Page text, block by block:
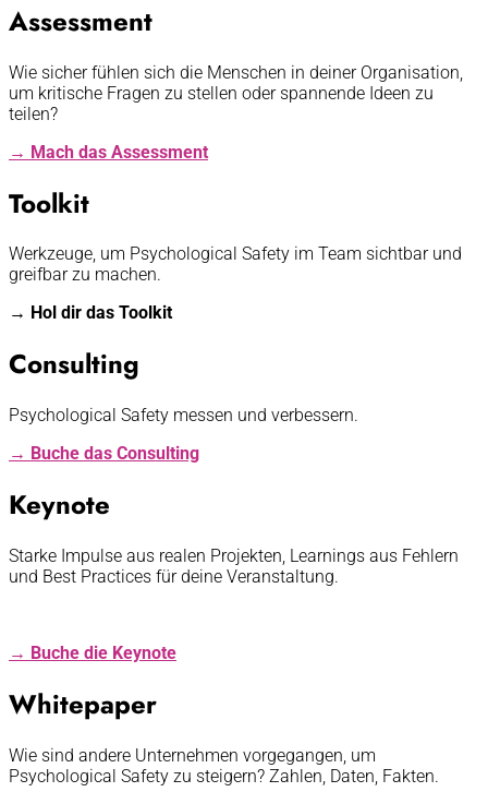
Assessment
Wie sicher fühlen sich die Menschen in deiner Organisation,
um kritische Fragen zu stellen oder spannende Ideen zu
teilen?
→ Mach das Assessment
Toolkit
Werkzeuge, um Psychological Safety im Team sichtbar und
greifbar zu machen.
→ Hol dir das Toolkit
Consulting
Psychological Safety messen und verbessern.
→ Buche das Consulting
Keynote
Starke Impulse aus realen Projekten, Learnings aus Fehlern
und Best Practices für deine Veranstaltung.
→ Buche die Keynote
Whitepaper
Wie sind andere Unternehmen vorgegangen, um
Psychological Safety zu steigern? Zahlen, Daten, Fakten.